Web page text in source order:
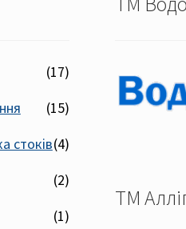
(17)
(15)
стоків(4)
(2)
(1)
ТМ